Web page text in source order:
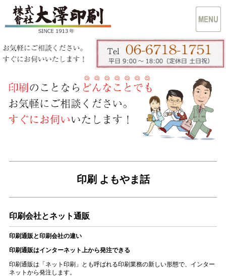
印刷 よもやま話
印刷会社とネット通販
印刷通販と印刷会社の違い
印刷通販はインターネット上から発注できる
印刷通販は「ネット印刷」とも呼ばれる印刷業務の新しい形態で、インター
ネットから発注します。